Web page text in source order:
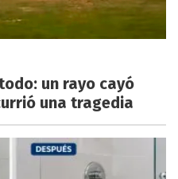
un rayo cayó
una tragedia